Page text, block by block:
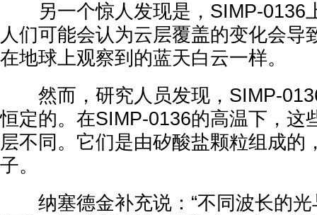
另一个惊人发现是，SIMP-0136
人们可能会认为云层覆盖的变化会导
在地球上观察到的蓝天白云一样。
然而，研究人员发现，SIMP-
恒定的。在SIMP-0136的高温下，这
层不同。它们是由矽酸盐颗粒组成的
子。
纳塞德金补充说：“不同波长的光